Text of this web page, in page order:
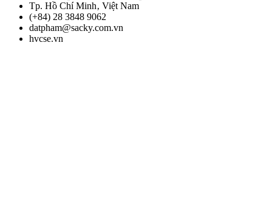
Tp. Hồ Chí Minh‚ Việt Nam
(+84) 28 3848 9062
datpham@sacky.com.vn
hvcse.vn